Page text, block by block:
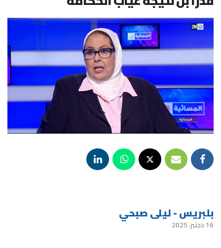
بلبريس - ليلى صبحي
16 دجنبر، 2025